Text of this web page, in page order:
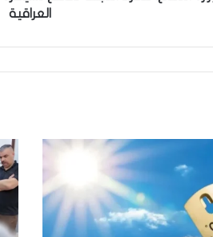
العراقية